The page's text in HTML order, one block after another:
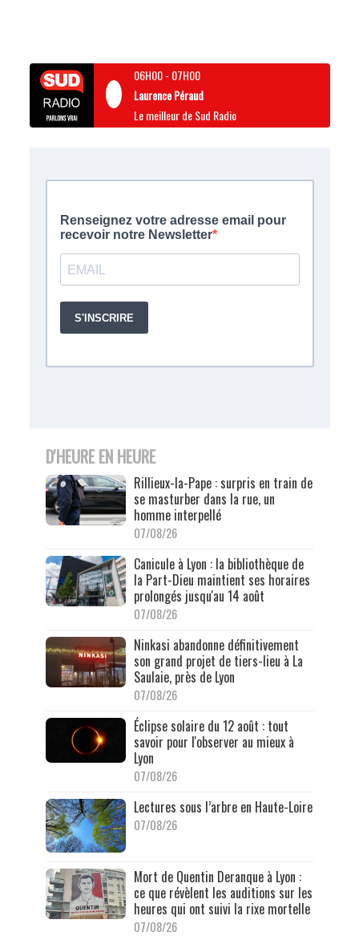
06H00- 07H00
Laurence Péraud
Le meilleur de Sud Radio
D'HEURE EN HEURE
Rillieux-la-Pape : surpris en train de
se masturber dans la rue, un
homme interpellé
07/08/26
Canicule à Lyon : la bibliothèque de
la Part-Dieu maintient ses horaires
prolongés jusqu'au 14 août
07/08/26
Ninkasi abandonne définitivement
son grand projet de tiers-lieu à La
Saulaie, près de Lyon
07/08/26
Éclipse solaire du 12 août : tout
savoir pour l'observer au mieux à
Lyon
07/08/26
Lectures sous l’arbre en Haute-Loire
07/08/26
Mort de Quentin Deranque à Lyon :
ce que révèlent les auditions sur les
heures qui ont suivi la rixe mortelle
07/08/26